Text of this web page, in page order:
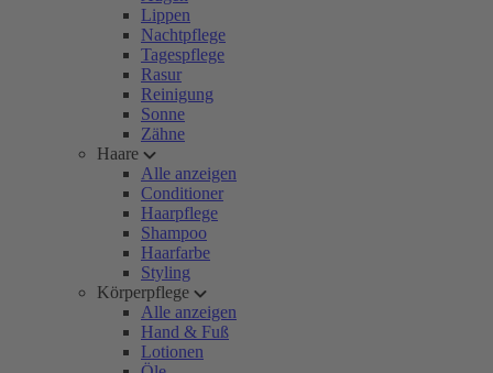
Lippen
Nachtpflege
Tagespflege
Rasur
Reinigung
Sonne
Zähne
Haare
Alle anzeigen
Conditioner
Haarpflege
Shampoo
Haarfarbe
Styling
Körperpflege
Alle anzeigen
Hand & Fuß
Lotionen